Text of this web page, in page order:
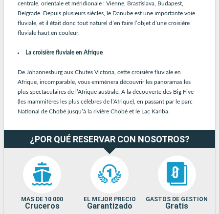
centrale, orientale et méridionale : Vienne, Brastislava, Budapest,
Belgrade. Depuis plusieurs siècles, le Danube est une importante voie
fluviale, et il était donc tout naturel d’en faire l’objet d’une croisière
fluviale haut en couleur.
La croisière fluviale en Afrique
De Johannesburg aux Chutes Victoria, cette croisière fluviale en
Afrique, incomparable, vous emmènera découvrir les panoramas les
plus spectaculaires de l’Afrique australe. A la découverte des Big Five
(les mammifères les plus célèbres de l’Afrique), en passant par le parc
National de Chobé jusqu’à la rivière Chobé et le Lac Kariba.
¿POR QUÉ RESERVAR CON NOSOTROS?
MAS DE 10 000
Cruceros
EL MEJOR PRECIO
Garantizado
GASTOS DE GESTION
Gratis